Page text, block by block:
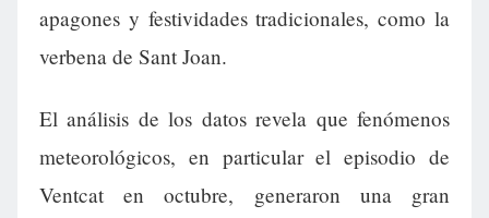
apagones y festividades tradicionales, como la
verbena de Sant Joan.
El análisis de los datos revela que fenómenos
meteorológicos, en particular el episodio de
Ventcat en octubre, generaron una gran